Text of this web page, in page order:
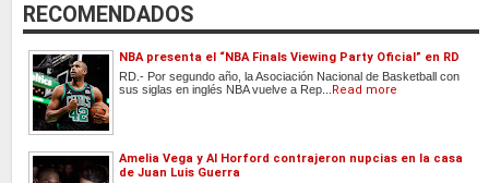
RECOMENDADOS
NBA presenta el “NBA Finals Viewing Party Oficial” en RD
RD.- Por segundo año, la Asociación Nacional de Basketball con
sus siglas en inglés NBA vuelve a Rep... Read more
Amelia Vega y Al Horford contrajeron nupcias en la casa
de Juan Luis Guerra